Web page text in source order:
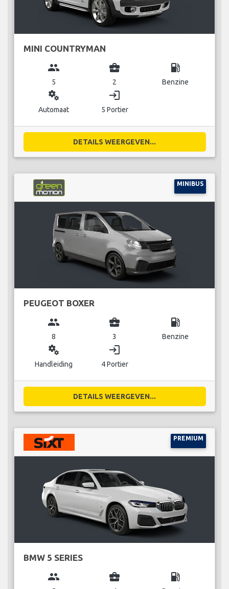
MINI COUNTRYMAN
group
5
business_center
2
local_gas_station
Benzine
miscellaneous_services
Automaat
login
5 Portier
DETAILS WEERGEVEN...
MINIBUS
PEUGEOT BOXER
group
8
business_center
3
local_gas_station
Benzine
miscellaneous_services
Handleiding
login
4 Portier
DETAILS WEERGEVEN...
PREMIUM
BMW 5 SERIES
group business_center local_gas_station